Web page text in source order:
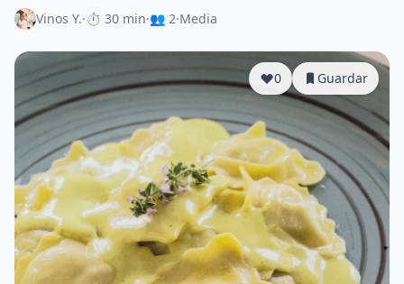
Vinos Y.·⏱ 30 min·👥 2·Media
0 Guardar